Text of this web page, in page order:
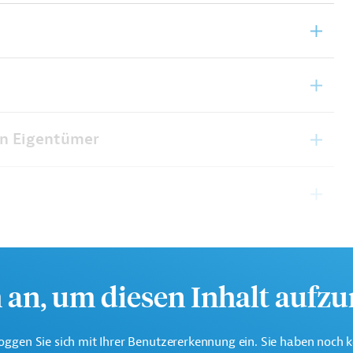
Eigentümer
an, um diesen Inhalt
Sie sich mit Ihrer Benutzererkennung ein. Sie haben noch